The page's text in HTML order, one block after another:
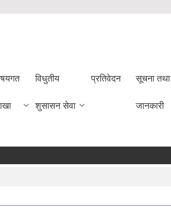
विधुतीय
शुसासन सेवा
प्रतिवेदन सूचना तथा
जानकारी